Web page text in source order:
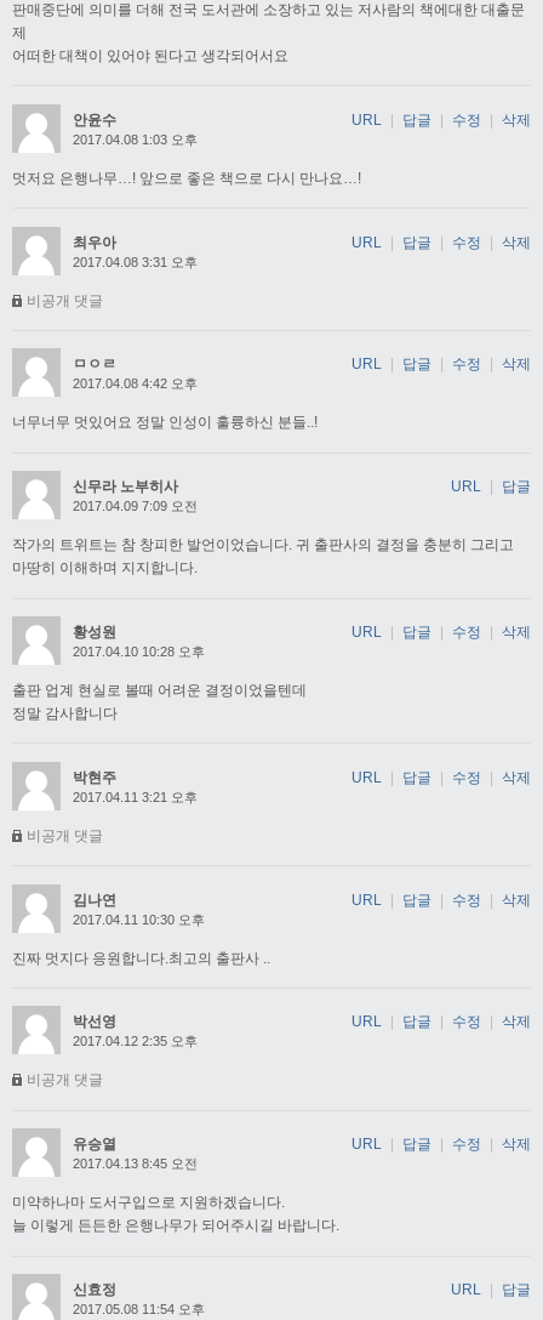
판매중단에 의미를 더해 전국 도서관에 소장하고 있는 저사람의 책에대한 대출문
제
어떠한 대책이 있어야 된다고 생각되어서요
안윤수
2017.04.08 1:03 오후
멋저요 은행나무…! 앞으로 좋은 책으로 다시 만나요…!
URL | 답글 | 수정 | 삭제
최우아
2017.04.08 3:31 오후
비공개 댓글
URL | 답글 | 수정 | 삭제
ㅁㅇㄹ
2017.04.08 4:42 오후
너무너무 멋있어요 정말 인성이 훌륭하신 분들..!
URL 답글 수정 삭제
신무라 노부히사
2017.04.09 7:09 오전
작가의 트위트는 참 창피한 발언이었습니다. 귀 출판사의 결정을 충분히 그리고
마땅히 이해하며 지지합니다.
URL 답글
황성원
2017.04.10 10:28 오후
출판 업계 현실로 볼때 어려운 결정이었을텐데
정말 감사합니다
URL 답글 수정 삭제
박현주
2017.04.11 3:21 오후
비공개 댓글
URL | 답글 | 수정 | 삭제
김나연
2017.04.11 10:30 오후
진짜 멋지다 응원합니다.최고의 출판사 ..
URL | 답글 | 수정 | 삭제
박선영
2017.04.12 2:35 오후
비공개 댓글
URL 답글 수정 삭제
유승열
2017.04.13 8:45 오전
미약하나마 도서구입으로 지원하겠습니다.
늘 이렇게 든든한 은행나무가 되어주시길 바랍니다.
URL 답글 수정 삭제
신효정
2017.05.08 11:54 오후
URL 답글